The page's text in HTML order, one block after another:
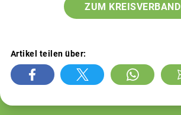
ZUM KREISVERBAND
Artikel teilen über: